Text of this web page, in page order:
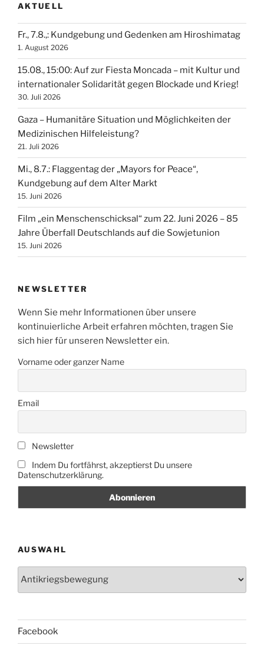
AKTUELL
Fr., 7.8.,: Kundgebung und Gedenken am Hiroshimatag
1. August 2026
15.08., 15:00: Auf zur Fiesta Moncada – mit Kultur und
internationaler Solidarität gegen Blockade und Krieg!
30. Juli 2026
Gaza – Humanitäre Situation und Möglichkeiten der
Medizinischen Hilfeleistung?
21. Juli 2026
Mi., 8.7.: Flaggentag der „Mayors for Peace“,
Kundgebung auf dem Alter Markt
15. Juni 2026
Film „ein Menschenschicksal“ zum 22. Juni 2026 – 85
Jahre Überfall Deutschlands auf die Sowjetunion
15. Juni 2026
NEWSLETTER
Wenn Sie mehr Informationen über unsere
kontinuierliche Arbeit erfahren möchten, tragen Sie
sich hier für unseren Newsletter ein.
Vorname oder ganzer Name
Email
Newsletter
Indem Du fortfährst, akzeptierst Du unsere
Datenschutzerklärung.
AUSWAHL
Facebook